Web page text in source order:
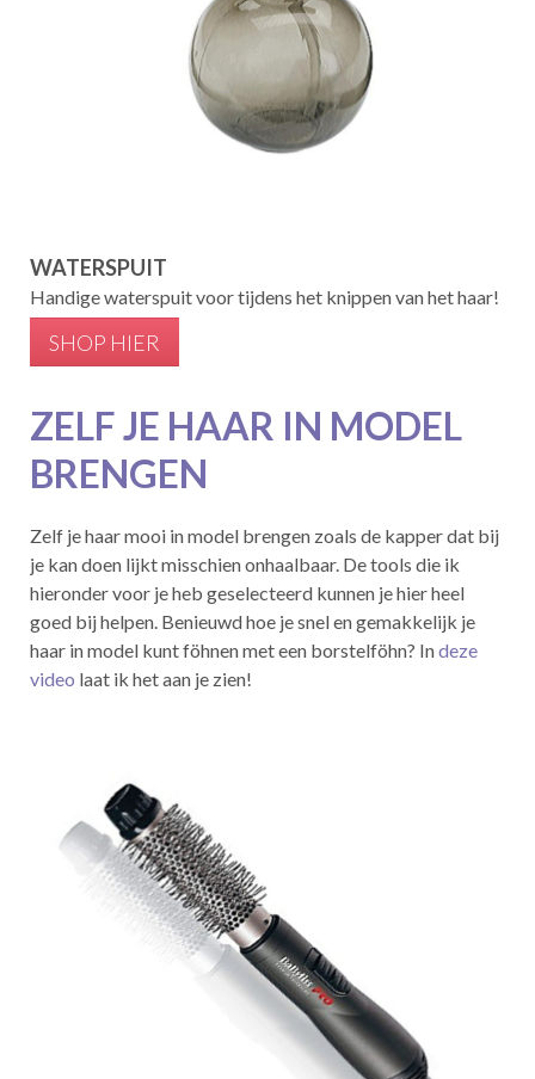
WATERSPUIT
Handige waterspuit voor tijdens het knippen van het haar!
SHOP HIER
ZELF JE HAAR IN MODEL
BRENGEN
Zelf je haar mooi in model brengen zoals de kapper dat bij
je kan doen lijkt misschien onhaalbaar. De tools die ik
hieronder voor je heb geselecteerd kunnen je hier heel
goed bij helpen. Benieuwd hoe je snel en gemakkelijk je
haar in model kunt föhnen met een borstelföhn? Indeze
video laat ik het aan je zien!